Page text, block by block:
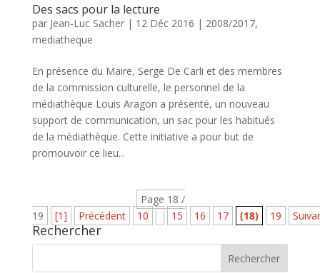
Des sacs pour la lecture
par Jean-Luc Sacher| 12 Déc 2016 | 2008/2017,
mediatheque
En présence du Maire, Serge De Carli et des membres
de la commission culturelle, le personnel de la
médiathèque Louis Aragon a présenté, un nouveau
support de communication, un sac pour les habitués
de la médiathèque. Cette initiative a pour but de
promouvoir ce lieu...
Page 18 /
19
[1] Précédent 10 15 16 17 (18) 19
Rechercher